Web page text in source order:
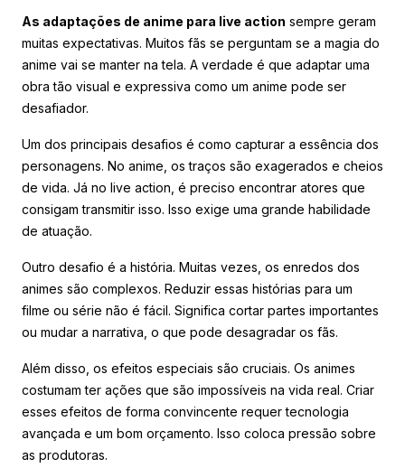
As adaptações de anime para live action sempre geram
muitas expectativas. Muitos fãs se perguntam se a magia do
anime vai se manter na tela. A verdade é que adaptar uma
obra tão visual e expressiva como um anime pode ser
desafiador.
Um dos principais desafios é como capturar a essência dos
personagens. No anime, os traços são exagerados e cheios
de vida. Já no live action, é preciso encontrar atores que
consigam transmitir isso. Isso exige uma grande habilidade
de atuação.
Outro desafio é a história. Muitas vezes, os enredos dos
animes são complexos. Reduzir essas histórias para um
filme ou série não é fácil. Significa cortar partes importantes
ou mudar a narrativa, o que pode desagradar os fãs.
Além disso, os efeitos especiais são cruciais. Os animes
costumam ter ações que são impossíveis na vida real. Criar
esses efeitos de forma convincente requer tecnologia
avançada e um bom orçamento. Isso coloca pressão sobre
as produtoras.